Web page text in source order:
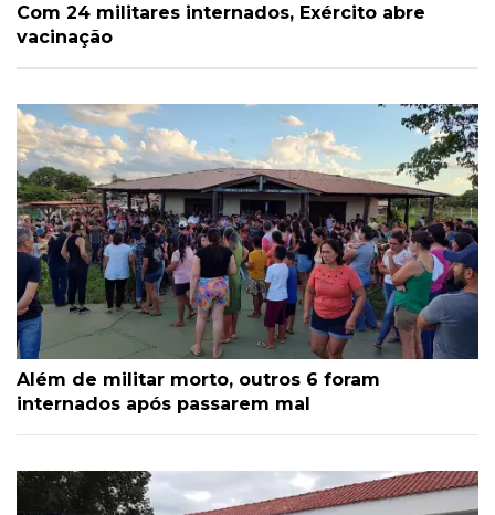
Com 24 militares internados, Exército abre
vacinação
Além de militar morto, outros 6 foram
internados após passarem mal